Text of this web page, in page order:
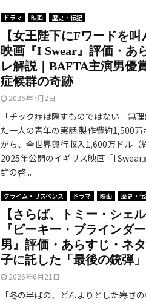
ドラマ 映画 歴史・伝記
【女王陛下にFワードを叫
映画『I Swear』評価・あ
レ解説｜BAFTA主演男優
症候群の奇跡
2026年7月2日
「チック症は隠すものではない」無
た一人の青年の実話 製作費約1,500
がら、全世界興行収入1,600万ドル（
2025年公開のイギリス映画『I
群の啓...
クライム・サスペンス ドラマ 映画 歴史・
【さらば、トミー・シェ
『ピーキー・ブラインダ
男』評価・あらすじ・ネ
子に託した「最後の銃弾」
2026年6月21日
「冬の半ばの、どんよりとした寒さ